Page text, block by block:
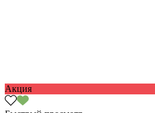
Акция